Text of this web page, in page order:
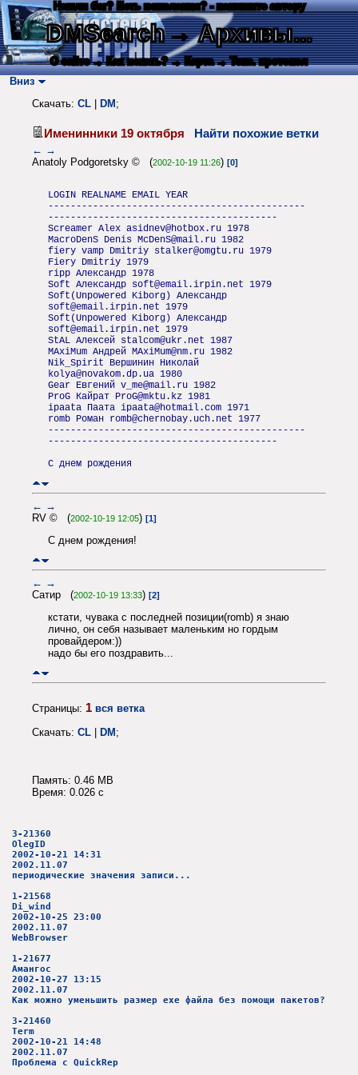
Нашли баг? Есть пожелания? - напишите автору
DMSearch→ Архивы...
О сайте → Как искать? → Карта → Текс. протокол
Вниз
Скачать: CL DM ;
Именинники 19 октября Найти похожие ветки
← →
Anatoly Podgoretsky © (2002-10-19 11:26) [0]
LOGIN REALNAME EMAIL YEAR
----------------------------------------------
-----------------------------------------
Screamer Alex asidnev@hotbox.ru 1978
MacroDenS Denis McDenS@mail.ru 1982
fiery vamp Dmitriy stalker@omgtu.ru 1979
Fiery Dmitriy 1979
ripp Александр 1978
Soft Александр soft@email.irpin.net 1979
Soft(Unpowered Kiborg) Александр
soft@email.irpin.net 1979
Soft(Unpowered Kiborg) Александр
soft@email.irpin.net 1979
StAL Алексей stalcom@ukr.net 1987
MAxiMum Андрей MAxiMum@nm.ru 1982
Nik_Spirit Вершинин Николай
kolya@novakom.dp.ua 1980
Gear Евгений v_me@mail.ru 1982
ProG Кайрат ProG@mktu.kz 1981
ipaata Паата ipaata@hotmail.com 1971
romb Роман romb@chernobay.uch.net 1977
----------------------------------------------
-----------------------------------------
С днем рождения
← →
RV © (2002-10-19 12:05) [1]
С днем рождения!
← →
Сатир (2002-10-19 13:33) [2]
кстати, чувака с последней позиции(romb) я знаю
лично, он себя называет маленьким но гордым
провайдером:))
надо бы его поздравить...
Страницы: 1 вся ветка
Скачать: CL | DM;
Память: 0.46 MB
Время: 0.026 c
3-21360
OlegID
2002-10-21 14:31
2002.11.07
периодические значения записи...
1-21568
Di_wind
2002-10-25 23:00
2002.11.07
WebBrowser
1-21677
Амангос
2002-10-27 13:15
2002.11.07
Как можно уменьшить размер ехе файла без помощи пакетов?
3-21460
Term
2002-10-21 14:48
2002.11.07
Проблема с QuickRep